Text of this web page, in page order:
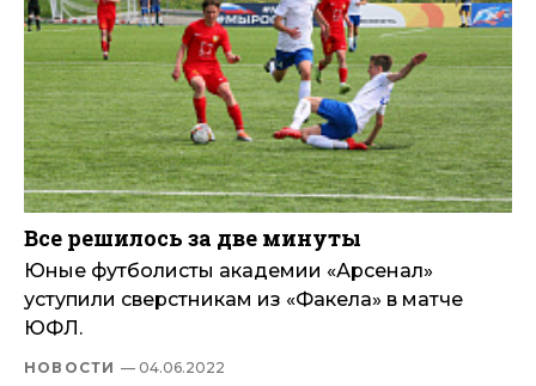
Все решилось за две минуты
Юные футболисты академии «Арсенал»
уступили сверстникам из «Факела» в матче
ЮФЛ.
НОВОСТИ — 04.06.2022